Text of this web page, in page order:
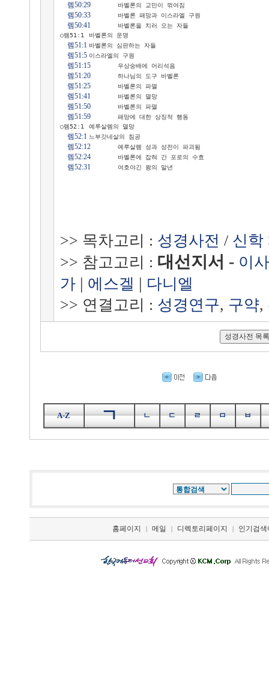
렘50:29
	바벨론의 교만이 꺾여짐
렘50:33
	바벨론 패망과 이스라엘 구원
렘50:41
○렘51:1	바벨론의 운명
렘51:1
렘51:5
	이스라엘의 구원
렘51:15
	우상숭배에 어리석음
렘51:20
	하나님의 도구 바벨론
렘51:25
	바벨론의 파멸
렘51:41
렘51:50
	바벨론의 파멸
렘51:59
	패망에 대한 상징적 행동
○렘52:1	예루살렘의 멸망
렘52:1
렘52:12
	예루살렘 성과 성전이 파괴됨
렘52:24
	바벨론에 잡혀 간 포로의 수효
렘52:31
>> 목차고리 : 성경사전 / 신학
>> 참고고리 : 대선지서 - 이
가| 에스겔 | 다니엘
>> 연결고리 : 성경연구, 구약,
A-Z ㄱ ㄴ ㄷ ㄹ ㅁ ㅂ
홈페이지 | 메일 | 디렉토리페이지 | 인기검색